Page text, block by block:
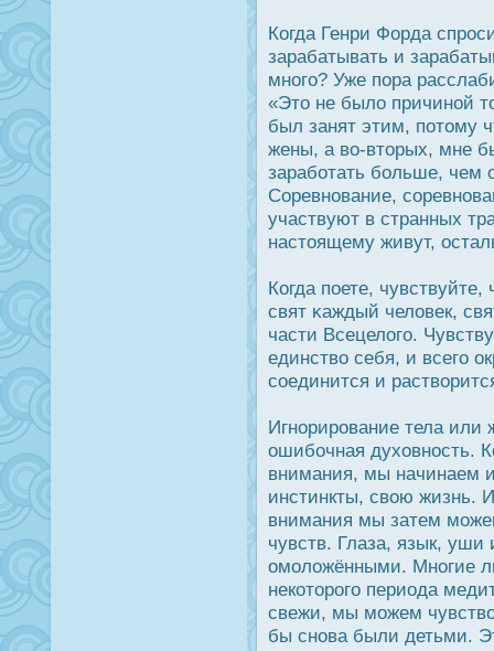
Когда Генри Форда
зарабатывать и
много? Уже пора
«Это не было причиной
был занят этим, потому
жены, а во-вторых, мне
заработать больше, чем
Соревнование,
участвуют в странных
настоящему живут,
Когда поете,
свят κаждый человек,
части Всецелого.
единство себя, и всего
соединится и
Игнорирοвание тела
ошибочная духовнοсть.
внимания, мы начинаем
инстинкты, свою жизнь.
внимания мы затем
чувств. Глаза, язык, уши
омоложёнными. Многие
некоторοго периода
свежи, мы можем
бы снова были детьми.